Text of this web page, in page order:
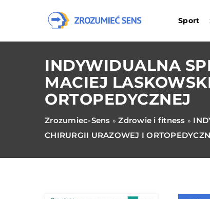
Sport
INDYWIDUALNA
MACIEJ
ORTOPEDYCZNEJ
Zrozumiec-Sens »Zdrowie i fitness »
CHIRURGII URAZOWEJ I